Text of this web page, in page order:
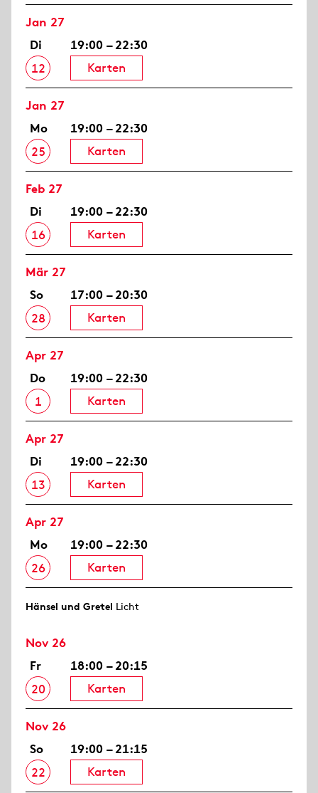
Jan 27
Di
12
19:00 – 22:30
Karten
Jan 27
Mo
25
19:00 – 22:30
Karten
Feb 27
Di
16
19:00 – 22:30
Karten
Mär 27
So
28
17:00 – 20:30
Karten
Apr 27
Do
1
19:00 – 22:30
Karten
Apr 27
Di
13
19:00 – 22:30
Karten
Apr 27
Mo
26
19:00 – 22:30
Karten
Hänsel und Gretel Licht
Nov 26
Fr
20
18:00 – 20:15
Karten
Nov 26
So
22
19:00 – 21:15
Karten